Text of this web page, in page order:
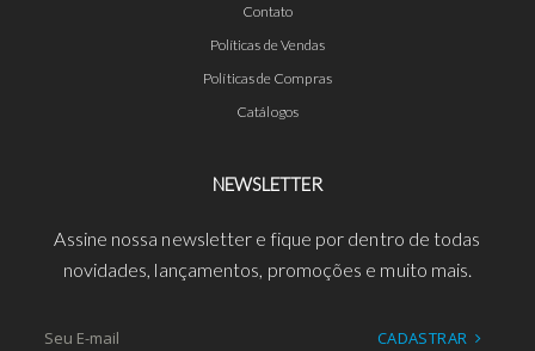
Contato
Políticas de Vendas
Políticas de Compras
Catálogos
NEWSLETTER
Assine nossa newsletter e fique por dentro de todas
novidades, lançamentos, promoções e muito mais.
CADASTRAR